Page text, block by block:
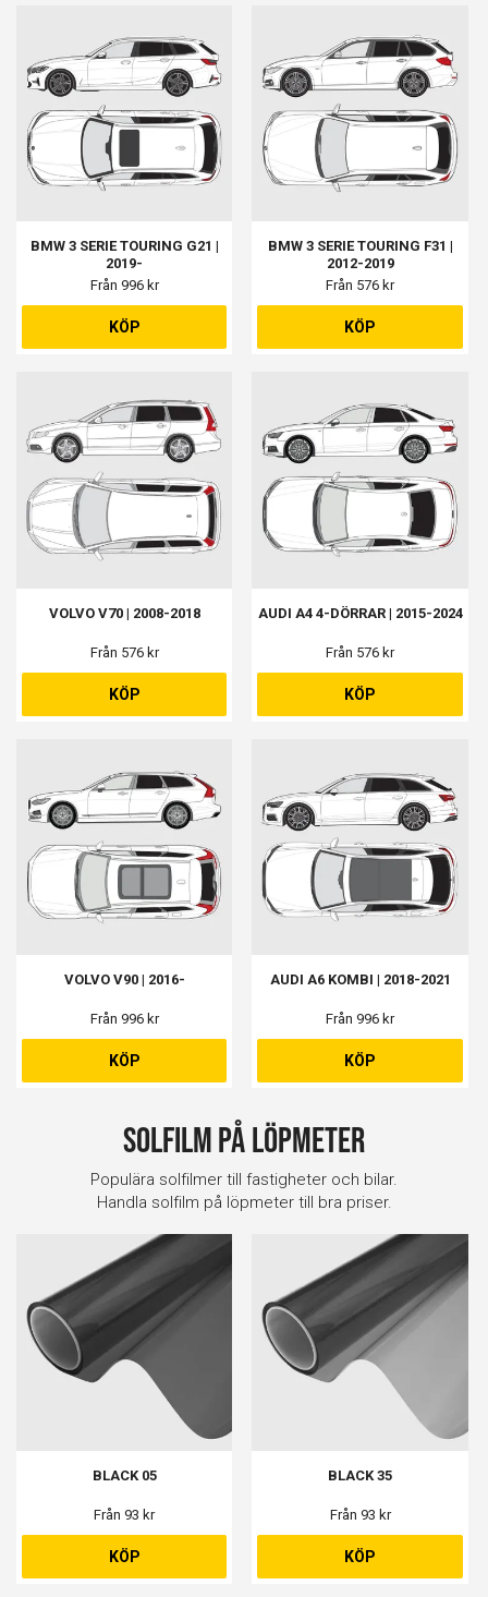
BMW 3 SERIE TOURING G21 |
2019-
Från 996 kr
KÖP
BMW 3 SERIE TOURING F31 |
2012-2019
Från 576 kr
KÖP
VOLVO V70 | 2008-2018
Från 576 kr
KÖP
AUDI A4 4-DÖRRAR | 2015-2024
Från 576 kr
KÖP
VOLVO V90 | 2016-
Från 996 kr
KÖP
AUDI A6 KOMBI | 2018-2021
Från 996 kr
KÖP
Solfilm på löpmeter
Populära solfilmer till fastigheter och bilar.
Handla solfilm på löpmeter till bra priser.
BLACK 05
Från 93 kr
KÖP
BLACK 35
Från 93 kr
KÖP